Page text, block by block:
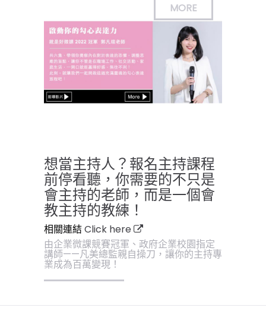
想當主持人？報名主持課程
前停看聽，你需要的不只是
會主持的老師，而是一個會
教主持的教練！
相關連結Click here
由企業微課競賽冠軍、政府企業校園指定
講師——凡美總監親自操刀，讓你的主持專
業成為百萬變現！